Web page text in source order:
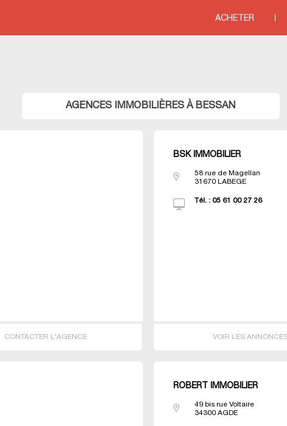
ACHETER
AGENCES IMMOBILIÈRES À BESSAN
CONTACTER L'AGENCE
BSK IMMOBILIER
58 rue de Magellan
31670
LABEGE
Tél. :05 61 00 27 26
VOIR LES
ROBERT IMMOBILIER
49 bis rue Voltaire
34300 AGDE